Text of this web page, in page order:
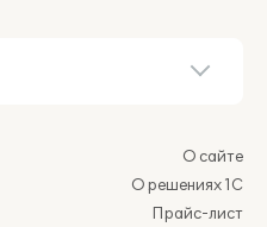
О сайте
О решениях 1С
Прайс-лист